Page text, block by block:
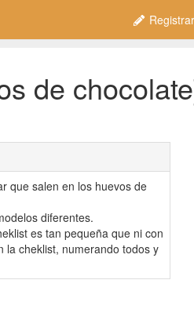
de
que salen en los huevos de
diferentes.
es tan pequeña que ni con
la cheklist, numerando todos y